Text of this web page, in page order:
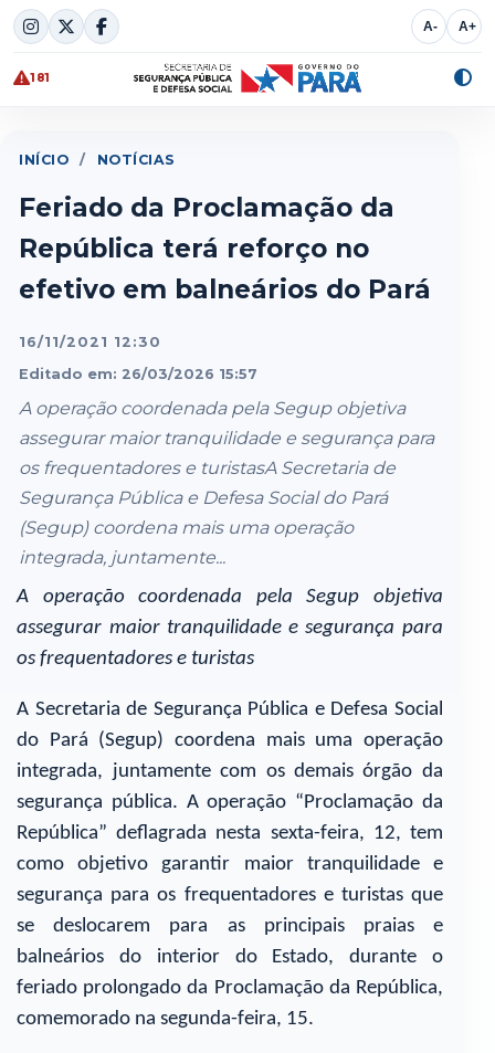
Skip
to
content
A- A+
181
INÍCIO / NOTÍCIAS
Feriado da Proclamação da
República terá reforço no
efetivo em balneários do Pará
16/11/2021 12:30
Editado em: 26/03/2026 15:57
A operação coordenada pela Segup objetiva
assegurar maior tranquilidade e segurança para
os frequentadores e turistasA Secretaria de
Segurança Pública e Defesa Social do Pará
(Segup) coordena mais uma operação
integrada, juntamente...
A operação coordenada pela Segup objetiva
assegurar maior tranquilidade e segurança para
os frequentadores e turistas
A Secretaria de Segurança Pública e Defesa Social
do Pará (Segup) coordena mais uma operação
integrada, juntamente com os demais órgão da
segurança pública. A operação “Proclamação da
República” deflagrada nesta sexta-feira, 12, tem
como objetivo garantir maior tranquilidade e
segurança para os frequentadores e turistas que
se deslocarem para as principais praias e
balneários do interior do Estado, durante o
feriado prolongado da Proclamação da República,
comemorado na segunda-feira, 15.